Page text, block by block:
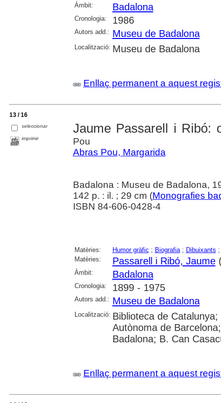
Àmbit: Badalona
Cronologia: 1986
Autors add.: Museu de Badalona
Localització: Museu de Badalona
Enllaç permanent a aquest
13 / 16
seleccionar
imprimir
Jaume Passarell i Ribó:
Pou
Abras Pou, Margarida
Badalona : Museu de Badalona,
142 p. : il. ; 29 cm (Monografies
ISBN 84-606-0428-4
Matèries: Humor gràfic ; Biografia; Dibuixants
Matèries:
Passarell i Ribó, Jaume
Àmbit: Badalona
Cronologia: 1899 - 1975
Autors add.: Museu de Badalona
Localització: Biblioteca de
Autònoma de
Badalona; B. Can
Enllaç permanent a aquest